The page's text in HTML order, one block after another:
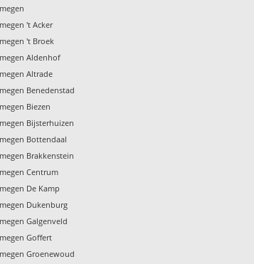
't Acker
't Broek
Aldenhof
Altrade
Benedenstad
Biezen
Bijsterhuizen
Bottendaal
Brakkenstein
Centrum
De Kamp
Dukenburg
Galgenveld
Goffert
Groenewoud